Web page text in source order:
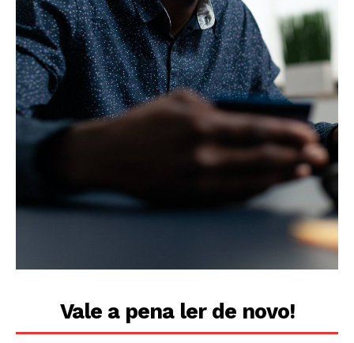
Vale a pena ler de novo!